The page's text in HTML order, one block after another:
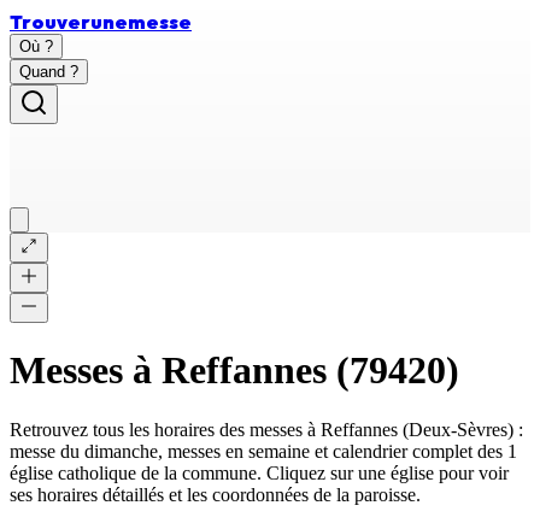
Trouverunemesse
Où ?
Quand ?
Messes à Reffannes (79420)
Retrouvez tous les horaires des messes à Reffannes (Deux-Sèvres) :
messe du dimanche, messes en semaine et calendrier complet des 1
église catholique de la commune. Cliquez sur une église pour voir
ses horaires détaillés et les coordonnées de la paroisse.